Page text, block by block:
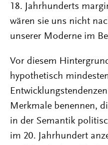
18. Jahrhunderts
wären sie uns nicht
unserer Moderne im
Vor diesem
hypothetisch
Merkmale benennen,
in der Semantik
im 20. Jahrhundert